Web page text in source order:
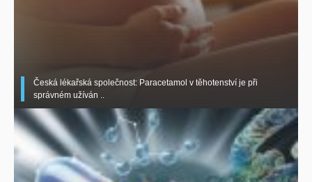
Česká lékařská společnost: Paracetamol v těhotenství je při
správném užíván ..